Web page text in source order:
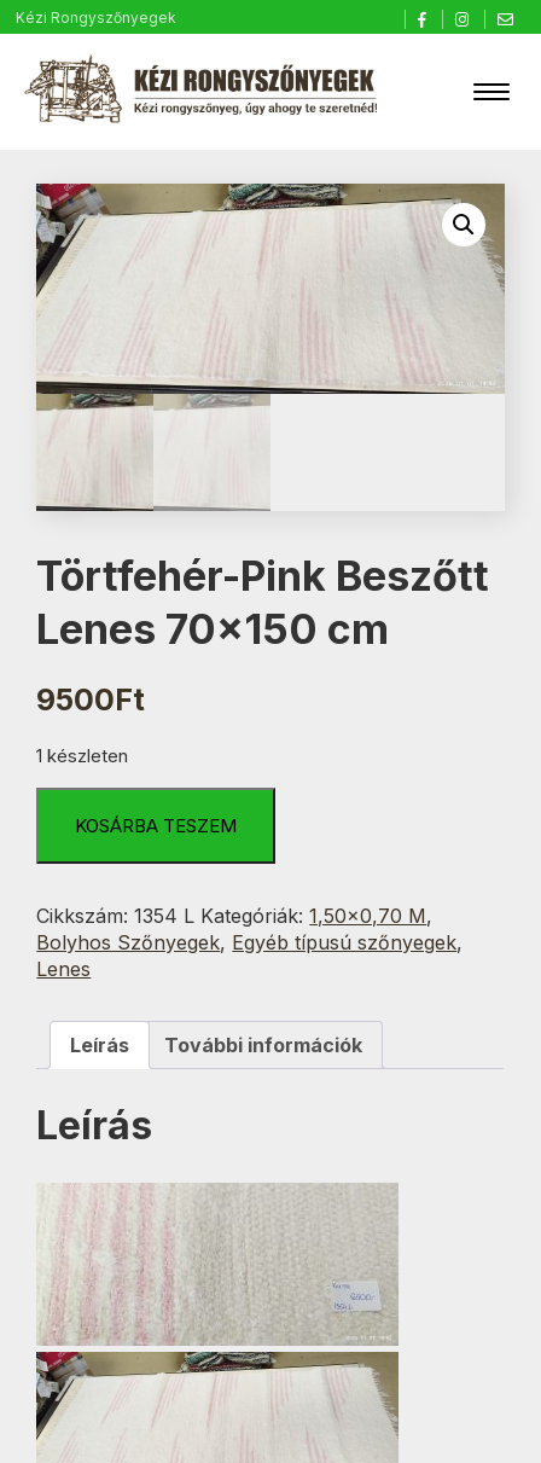
Kézi Rongyszőnyegek
Törtfehér-Pink Beszőtt
Lenes 70×150 cm
9500Ft
1 készleten
70x150
cm
mennyiség
KOSÁRBA TESZEM
Cikkszám:1354 L Kategóriák:1,50×0,70 M,
Bolyhos Szőnyegek, Egyéb típusú szőnyegek,
Lenes
Leírás További információk
Leírás